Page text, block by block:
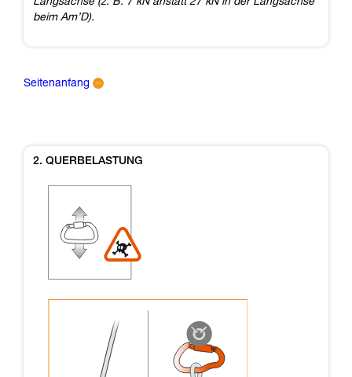
Längsachse (z. B. 7 kN anstatt 27 kN in der Längsachse
beim Am’D).
Seitenanfang
2. QUERBELASTUNG